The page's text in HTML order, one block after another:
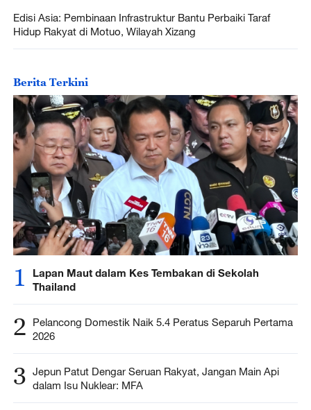
Edisi Asia: Pembinaan Infrastruktur Bantu Perbaiki Taraf
Hidup Rakyat di Motuo, Wilayah Xizang
Berita Terkini
1
Lapan Maut dalam Kes Tembakan di Sekolah
Thailand
2
Pelancong Domestik Naik 5.4 Peratus Separuh Pertama
2026
3 Jepun Patut Dengar Seruan Rakyat, Jangan Main Api
dalam Isu Nuklear: MFA